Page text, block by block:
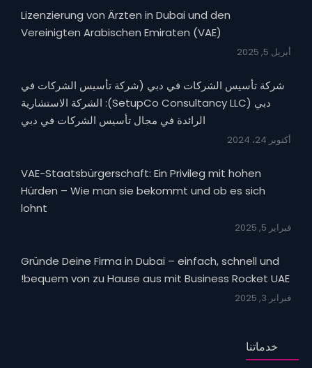
Lizenzierung von Ärzten in Dubai und den
Vereinigten Arabischen Emiraten (VAE)
أبريل 5, 2025
شركة تأسيس الشركات في دبي (شركة تأسيس الشركات في
دبي (SetupCo Consultancy LLC): الشركة الاستشارية
الرائدة في مجال تأسيس الشركات في دبي
أكتوبر 24، 2024
VAE-Staatsbürgerschaft: Ein Privileg mit hohen
Hürden – Wie man sie bekommt und ob es sich
lohnt
فبراير 5, 2025
Gründe Deine Firma in Dubai – einfach, schnell und
bequem von zu Hause aus mit Business Rocket UAE!
فبراير 3, 2025
خدماتنا